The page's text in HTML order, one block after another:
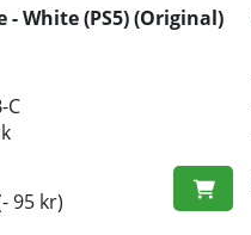
- White (PS5) (Original)
C
95 kr)